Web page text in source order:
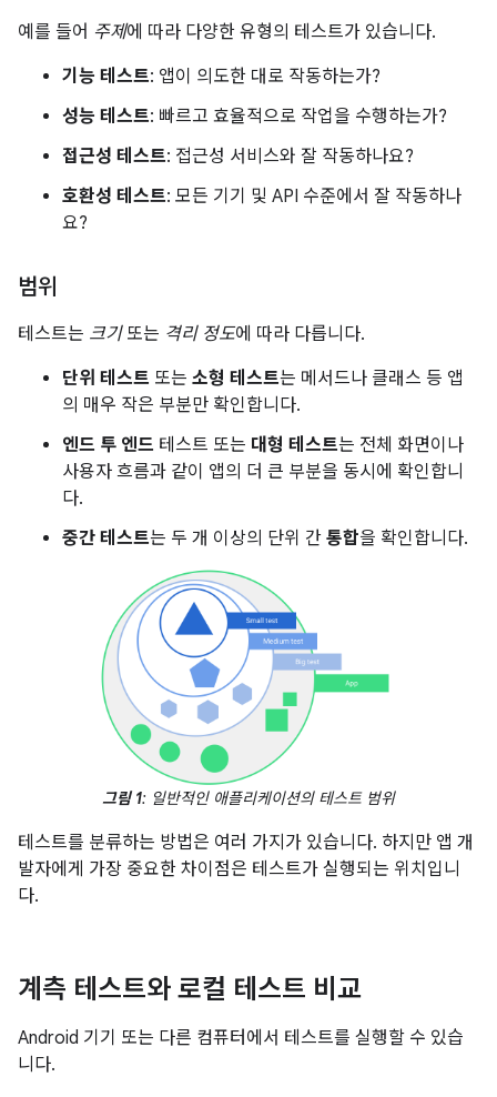
예를 들어 주제에 따라 다양한 유형의 테스트가 있습니다.
기능 테스트: 앱이 의도한 대로 작동하는가?
성능 테스트: 빠르고 효율적으로 작업을 수행하는가?
접근성 테스트: 접근성 서비스와 잘 작동하나요?
호환성 테스트: 모든 기기 및 API 수준에서 잘 작동하나
요?
범위
테스트는 크기또는 격리 정도에 따라 다릅니다.
단위 테스트 또는 소형 테스트는 메서드나 클래스 등 앱
의 매우 작은 부분만 확인합니다.
엔드 투 엔드 테스트 또는 대형 테스트는 전체 화면이나
사용자 흐름과 같이 앱의 더 큰 부분을 동시에 확인합니
다.
중간 테스트는 두 개 이상의 단위 간 통합을 확인합니다.
그림 1: 일반적인 애플리케이션의 테스트 범위
테스트를 분류하는 방법은 여러 가지가 있습니다. 하지만 앱 개
발자에게 가장 중요한 차이점은 테스트가 실행되는 위치입니
다.
계측 테스트와 로컬 테스트 비교
Android 기기 또는 다른 컴퓨터에서 테스트를 실행할 수 있습
니다.